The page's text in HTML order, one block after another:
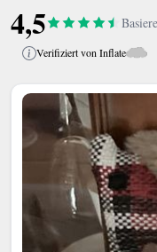
4,5
Verifiziert von Inflate